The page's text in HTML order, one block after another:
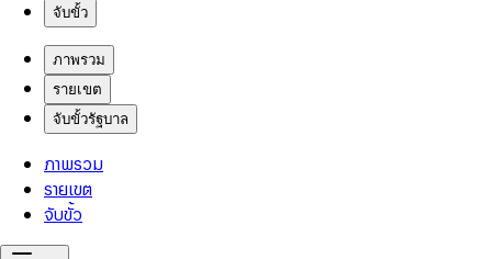
จับขั้ว
ภาพรวม
รายเขต
จับขั้วรัฐบาล
ภาพรวม
รายเขต
จับขั้ว